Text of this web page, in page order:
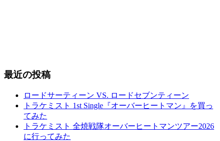
最近の投稿
ロードサーティーン VS. ロードセブンティーン
トラケミスト 1st Single『オーバーヒートマン』を買っ
てみた
トラケミスト 全焼戦隊オーバーヒートマンツアー2026
に行ってみた